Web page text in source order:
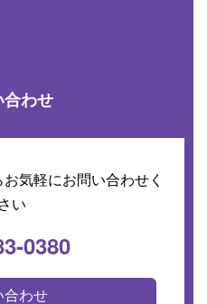
わせ
気軽にお問い合わせく
い
0380
合わせ